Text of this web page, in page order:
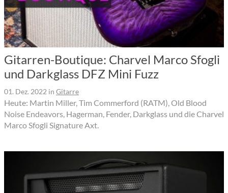
Gitarren-Boutique: Charvel Marco Sfogli
und Darkglass DFZ Mini Fuzz
01. Dez. 2022 in Gitarre
Heute: Martin Miller, Tim Commerford (RATM), Old Blood
Noise Endeavors, Hagerman, Fender, Darkglass und die Charvel
Marco Sfogli Signature Axt.